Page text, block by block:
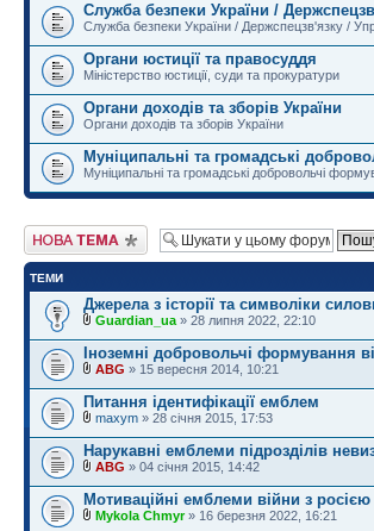
Служба безпеки України /
Служба безпеки України / Держспецзв'язку /
Органи юстиції та правосуддя
Міністерство юстиції, суди та прокуратури
Органи доходів та зборів України
Органи доходів та зборів України
Муніципальні та громадські
Муніципальні та громадські добровольчі
Створити нову тему
ТЕМИ
Джерела з історії та символіки
Guardian_ua » 28 липня 2022, 22:10
Іноземні добровольчі формування
ABG » 15 вересня 2014, 10:21
Питання ідентифікації емблем
maxym » 28 січня 2015, 17:53
Нарукавні емблеми підрозділів
ABG » 04 січня 2015, 14:42
Мотиваційні емблеми війни з росією
Mykola Chmyr» 16 березня 2022, 16:21